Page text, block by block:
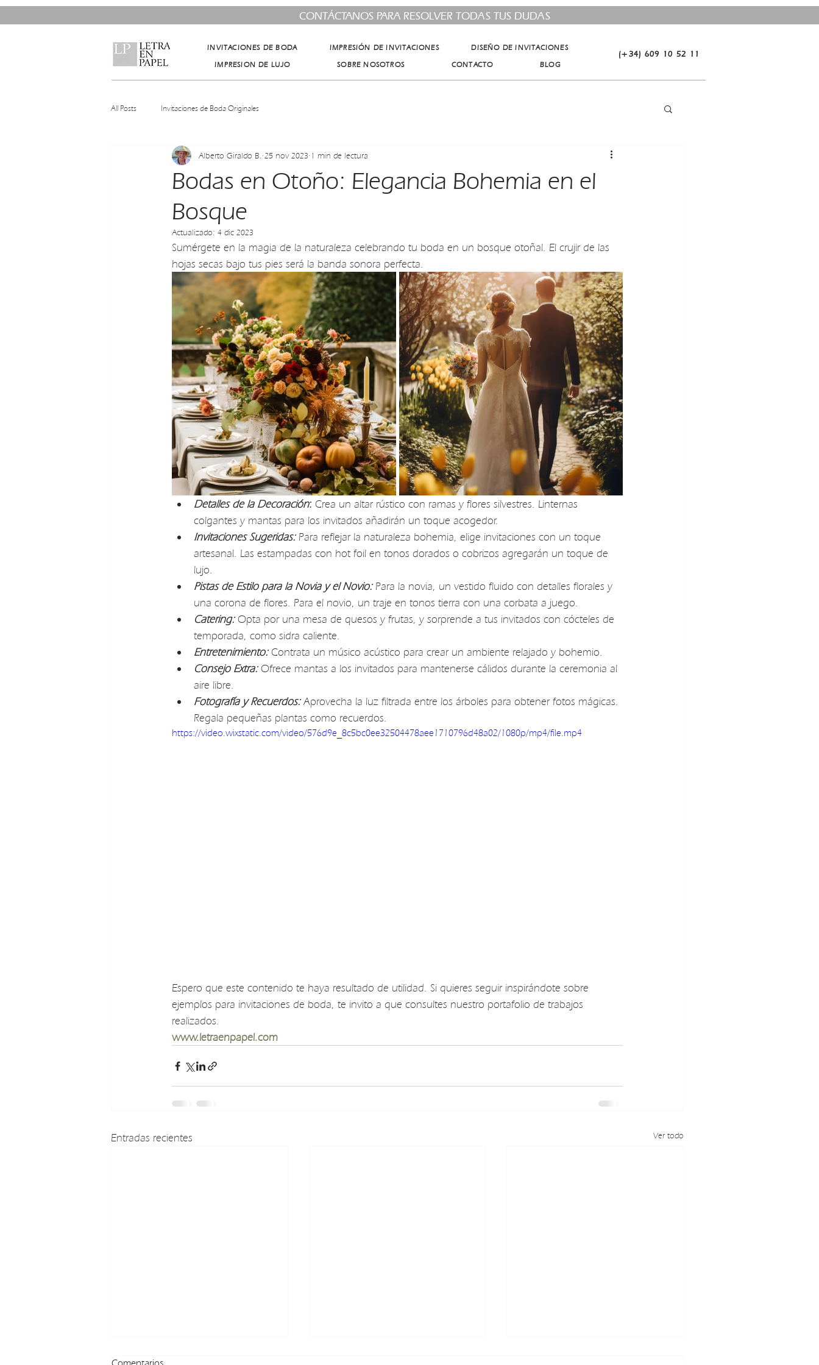
CONTÁCTANOS PARA RESOLVER TODAS TUS DUDAS
INVITACIONES DE BODA IMPRESIÓN DE INVITACIONES
DISEÑO DE INVITACIONES
IMPRESION DE LUJO
SOBRE NOSOTROS CONTACTO BLOG
(+34) 609 10 52 11
All Posts Invitaciones de Boda Originales
Bodas en Otoño: Elegancia Bohemia en el
Bosque
Alberto Giraldo B. 25 nov 2023 1 min de lectura
Actualizado: 4 dic 2023
Sumérgete en la magia de la naturaleza celebrando tu boda en un bosque otoñal. El crujir de las
hojas secas bajo tus pies será la banda sonora perfecta.
Detalles de la Decoración: Crea un altar rústico con ramas y flores silvestres. Linternas
colgantes y mantas para los invitados añadirán un toque acogedor.
Invitaciones Sugeridas: Para reflejar la naturaleza bohemia, elige invitaciones con un toque
artesanal. Las estampadas con hot foil en tonos dorados o cobrizos agregarán un toque de
lujo.
Pistas de Estilo para la Novia y el Novio: Para la novia, un vestido fluido con detalles florales y
una corona de flores. Para el novio, un traje en tonos tierra con una corbata a juego.
Catering: Opta por una mesa de quesos y frutas, y sorprende a tus invitados con cócteles de
temporada, como sidra caliente.
Entretenimiento: Contrata un músico acústico para crear un ambiente relajado y bohemio.
Consejo Extra: Ofrece mantas a los invitados para mantenerse cálidos durante la ceremonia al
aire libre.
Fotografía y Recuerdos: Aprovecha la luz filtrada entre los árboles para obtener fotos mágicas.
Regala pequeñas plantas como recuerdos.
https://video.wixstatic.com/video/576d9e_8c5bc0ee32504478aee1710796d48a02/1080p/mp4/file.mp4
Espero que este contenido te haya resultado de utilidad. Si quieres seguir inspirándote sobre
ejemplos para invitaciones de boda, te invito a que consultes nuestro portafolio de trabajos
realizados.
www.letraenpapel.com
Entradas recientes Ver todo